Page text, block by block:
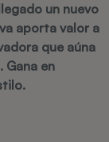
un nuevo
aporta valor a
que aúna
Gana en